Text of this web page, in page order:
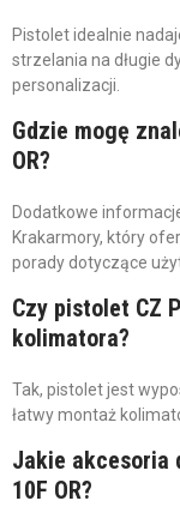
Pistolet idealnie
strzelania na długie
personalizacji.
Gdzie mogę
OR?
Dodatkowe
Krakarmory, który
porady dotyczące
Czy pistolet CZ
kolimatora?
Tak, pistolet jest
łatwy montaż
Jakie akcesoria
10F OR?